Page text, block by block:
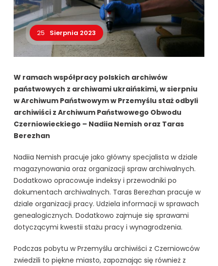
25 Sierpnia 2023
W ramach współpracy polskich archiwów
państwowych z archiwami ukraińskimi, w sierpniu
w Archiwum Państwowym w Przemyślu staż odbyli
archiwiści z Archiwum Państwowego Obwodu
Czerniowieckiego – Nadiia Nemish oraz Taras
Berezhan
Nadiia Nemish pracuje jako główny specjalista w dziale
magazynowania oraz organizacji spraw archiwalnych.
Dodatkowo opracowuje indeksy i przewodniki po
dokumentach archiwalnych. Taras Berezhan pracuje w
dziale organizacji pracy. Udziela informacji w sprawach
genealogicznych. Dodatkowo zajmuje się sprawami
dotyczącymi kwestii stażu pracy i wynagrodzenia.
Podczas pobytu w Przemyślu archiwiści z Czerniowców
zwiedzili to piękne miasto, zapoznając się również z